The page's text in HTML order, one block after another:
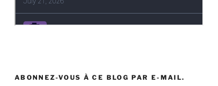
ABONNEZ-VOUS À CE BLOG PAR E-MAIL.